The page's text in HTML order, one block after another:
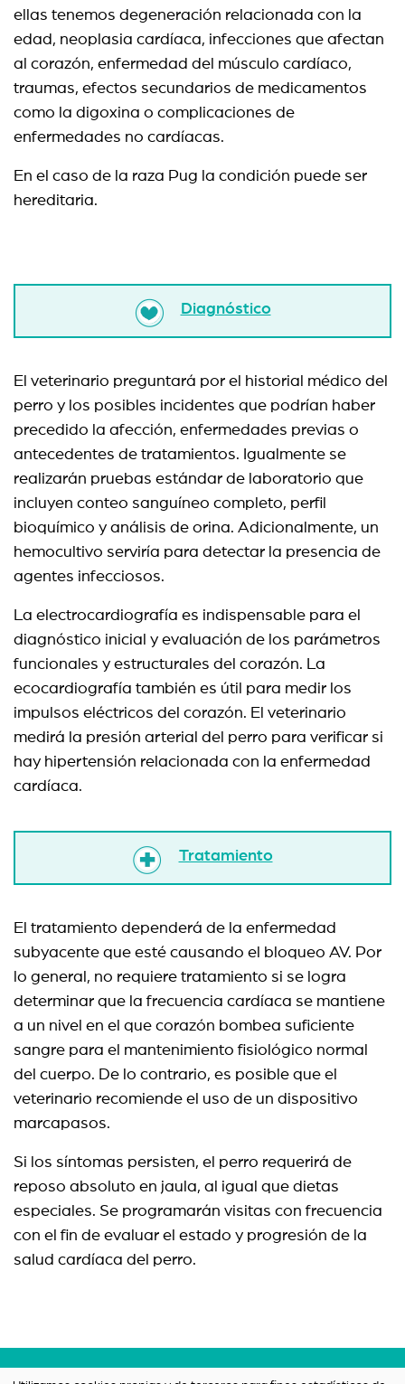
ellas tenemos degeneración relacionada con la
edad, neoplasia cardíaca, infecciones que afectan
al corazón, enfermedad del músculo cardíaco,
traumas, efectos secundarios de medicamentos
como la digoxina o complicaciones de
enfermedades no cardíacas.
En el caso de la raza Pug la condición puede ser
hereditaria.
Diagnóstico
El veterinario preguntará por el historial médico del
perro y los posibles incidentes que podrían haber
precedido la afección, enfermedades previas o
antecedentes de tratamientos. Igualmente se
realizarán pruebas estándar de laboratorio que
incluyen conteo sanguíneo completo, perfil
bioquímico y análisis de orina. Adicionalmente, un
hemocultivo serviría para detectar la presencia de
agentes infecciosos.
La electrocardiografía es indispensable para el
diagnóstico inicial y evaluación de los parámetros
funcionales y estructurales del corazón. La
ecocardiografía también es útil para medir los
impulsos eléctricos del corazón. El veterinario
medirá la presión arterial del perro para verificar si
hay hipertensión relacionada con la enfermedad
cardíaca.
Tratamiento
El tratamiento dependerá de la enfermedad
subyacente que esté causando el bloqueo AV. Por
lo general, no requiere tratamiento si se logra
determinar que la frecuencia cardíaca se mantiene
a un nivel en el que corazón bombea suficiente
sangre para el mantenimiento fisiológico normal
del cuerpo. De lo contrario, es posible que el
veterinario recomiende el uso de un dispositivo
marcapasos.
Si los síntomas persisten, el perro requerirá de
reposo absoluto en jaula, al igual que dietas
especiales. Se programarán visitas con frecuencia
con el fin de evaluar el estado y progresión de la
salud cardíaca del perro.